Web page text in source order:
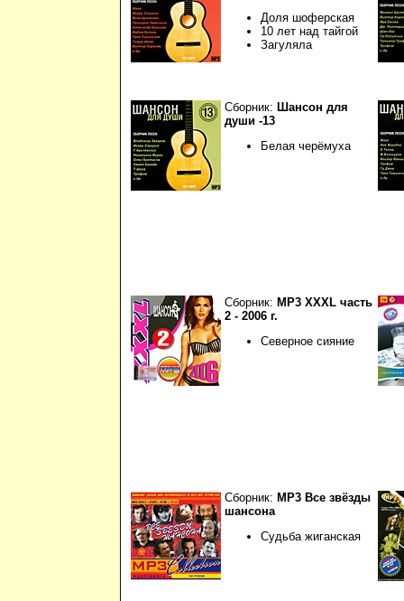
Доля шоферская
10 лет над тайгой
Загуляла
Сборник: Шансон для
души -13
Белая черёмуха
Сборник: МР3 XXXL часть
2 - 2006 г.
Северное сияние
Сборник: МР3 Все звёзды
шансона
Судьба жиганская